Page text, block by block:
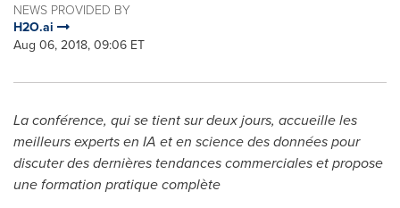
NEWS PROVIDED BY
H2O.ai
Aug 06, 2018, 09:06 ET
La conférence, qui se tient sur deux jours, accueille les
meilleurs experts en IA et en science des données pour
discuter des dernières tendances commerciales et propose
une formation pratique complète